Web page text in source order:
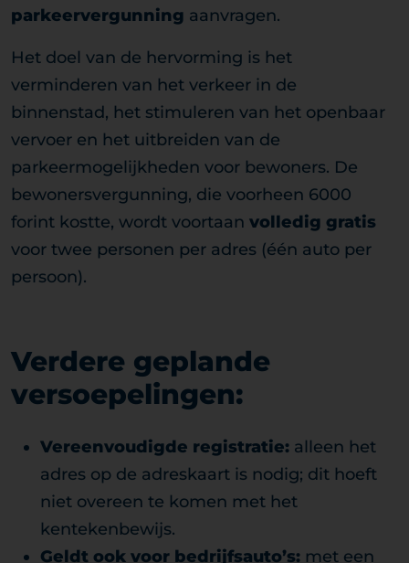
parkeervergunning aanvragen.
Het doel van de hervorming is het
verminderen van het verkeer in de
binnenstad, het stimuleren van het openbaar
vervoer en het uitbreiden van de
parkeermogelijkheden voor bewoners. De
bewonersvergunning, die voorheen 6000
forint kostte, wordt voortaan volledig gratis
voor twee personen per adres (één auto per
persoon).
Verdere geplande
versoepelingen:
Vereenvoudigde registratie: alleen het
adres op de adreskaart is nodig; dit hoeft
niet overeen te komen met het
kentekenbewijs.
Geldt ook voor bedrijfsauto’s: met een